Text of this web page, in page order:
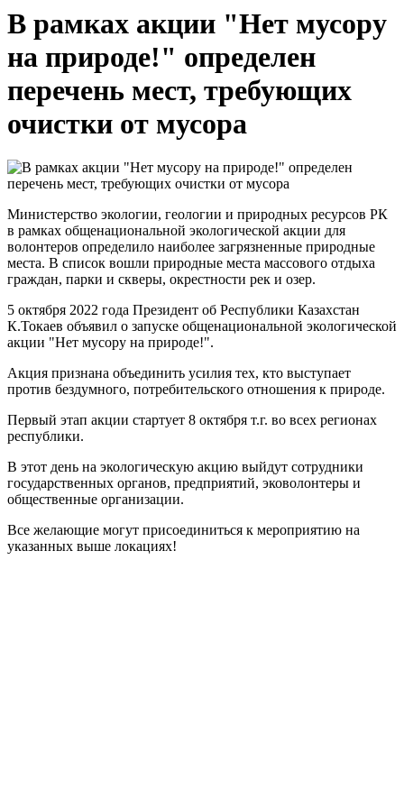
В рамках акции "Нет мусору
на природе!" определен
перечень мест, требующих
очистки от мусора
Министерство экологии, геологии и природных ресурсов РК
в рамках общенациональной экологической акции для
волонтеров определило наиболее загрязненные природные
места. В список вошли природные места массового отдыха
граждан, парки и скверы, окрестности рек и озер.
5 октября 2022 года Президент об Республики Казахстан
К.Токаев объявил о запуске общенациональной экологической
акции "Нет мусору на природе!".
Акция признана объединить усилия тех, кто выступает
против бездумного, потребительского отношения к природе.
Первый этап акции стартует 8 октября т.г. во всех регионах
республики.
В этот день на экологическую акцию выйдут сотрудники
государственных органов, предприятий, эковолонтеры и
общественные организации.
Все желающие могут присоединиться к мероприятию на
указанных выше локациях!